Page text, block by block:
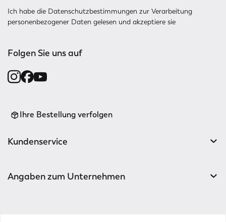
Ich habe die Datenschutzbestimmungen zur Verarbeitung
personenbezogener Daten gelesen und akzeptiere sie
Folgen Sie uns auf
Ihre Bestellung verfolgen
Kundenservice
Angaben zum Unternehmen